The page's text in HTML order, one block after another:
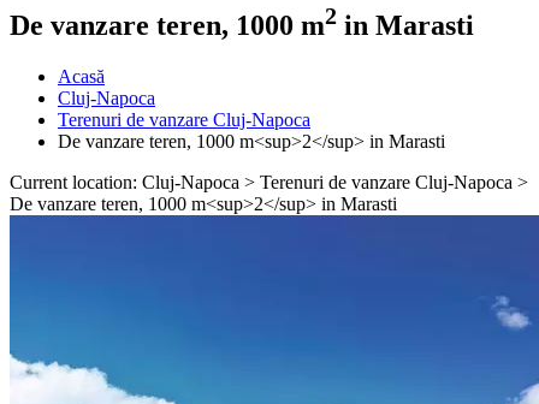
De vanzare teren, 1000 m2 in Marasti
Acasă
Cluj-Napoca
Terenuri de vanzare Cluj-Napoca
De vanzare teren, 1000 m<sup>2</sup> in Marasti
Current location: Cluj-Napoca > Terenuri de vanzare Cluj-Napoca >
De vanzare teren, 1000 m<sup>2</sup> in Marasti